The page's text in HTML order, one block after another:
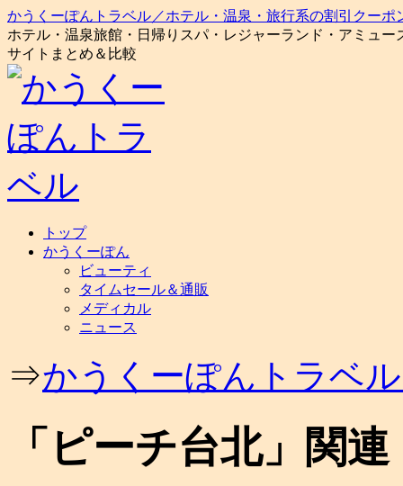
かうくーぽんトラベル／ホテル・温泉・旅行系の割引クー
ホテル・温泉旅館・日帰りスパ・レジャーランド・アミュ
サイトまとめ＆比較
ッ
トップ
かうくーぽん
ビューティ
タイムセール＆通販
メディカル
ニュース
⇒かうくーぽんトラベ
「 ピーチ台北」関連